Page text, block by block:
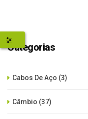
Categorias
Cabos De Aço (3)
Câmbio (37)